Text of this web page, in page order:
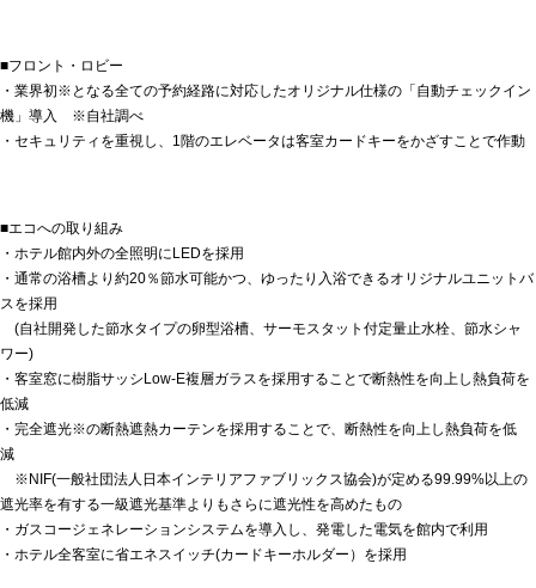
■フロント・ロビー
・業界初※となる全ての予約経路に対応したオリジナル仕様の「自動チェックイン
機」導入 ※自社調べ
・セキュリティを重視し、1階のエレベータは客室カードキーをかざすことで作動
■エコへの取り組み
・ホテル館内外の全照明にLEDを採用
・通常の浴槽より約20％節水可能かつ、ゆったり入浴できるオリジナルユニットバ
スを採用
(自社開発した節水タイプの卵型浴槽、サーモスタット付定量止水栓、節水シャ
ワー)
・客室窓に樹脂サッシLow-E複層ガラスを採用することで断熱性を向上し熱負荷を
低減
・完全遮光※の断熱遮熱カーテンを採用することで、断熱性を向上し熱負荷を低
減
※NIF(一般社団法人日本インテリアファブリックス協会)が定める99.99%以上の
遮光率を有する一級遮光基準よりもさらに遮光性を高めたもの
・ガスコージェネレーションシステムを導入し、発電した電気を館内で利用
・ホテル全客室に省エネスイッチ(カードキーホルダー）を採用